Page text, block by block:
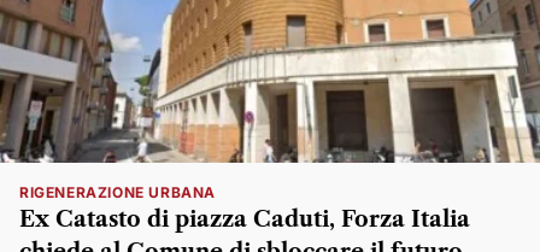
RIGENERAZIONE URBANA
Ex Catasto di piazza Caduti, Forza Italia